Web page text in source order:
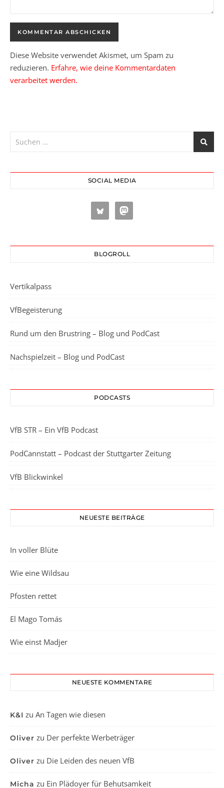
Diese Website verwendet Akismet, um Spam zu
reduzieren. Erfahre, wie deine Kommentardaten
verarbeitet werden.
SOCIAL MEDIA
BLOGROLL
Vertikalpass
VfBegeisterung
Rund um den Brustring – Blog und PodCast
Nachspielzeit – Blog und PodCast
PODCASTS
VfB STR – Ein VfB Podcast
PodCannstatt – Podcast der Stuttgarter Zeitung
VfB Blickwinkel
NEUESTE BEITRÄGE
In voller Blüte
Wie eine Wildsau
Pfosten rettet
El Mago Tomás
Wie einst Madjer
NEUESTE KOMMENTARE
K&I zu An Tagen wie diesen
Oliver zu Der perfekte Werbeträger
Oliver zu Die Leiden des neuen VfB
Micha zu Ein Plädoyer für Behutsamkeit